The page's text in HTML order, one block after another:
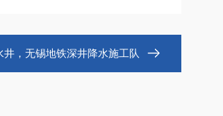
井，无锡地铁深井降水施工队